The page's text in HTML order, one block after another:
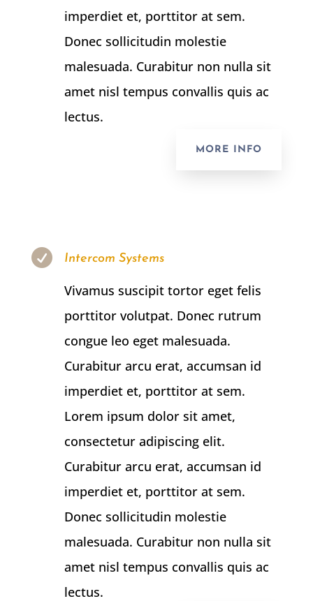
imperdiet et, porttitor at sem.
Donec sollicitudin molestie
malesuada. Curabitur non nulla sit
amet nisl tempus convallis quis ac
lectus.
MORE INFO
 Intercom Systems
Vivamus suscipit tortor eget felis
porttitor volutpat. Donec rutrum
congue leo eget malesuada.
Curabitur arcu erat, accumsan id
imperdiet et, porttitor at sem.
Lorem ipsum dolor sit amet,
consectetur adipiscing elit.
Curabitur arcu erat, accumsan id
imperdiet et, porttitor at sem.
Donec sollicitudin molestie
malesuada. Curabitur non nulla sit
amet nisl tempus convallis quis ac
lectus.